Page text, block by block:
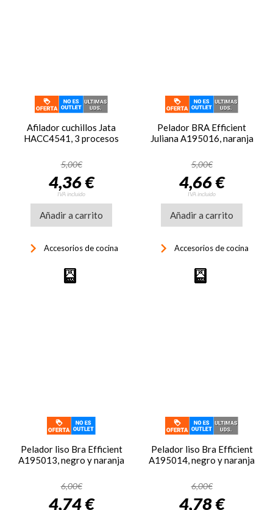
Afilador cuchillos Jata
HACC4541, 3 procesos
5,00€
4,36 €
IVA incluido
Añadir a carrito
keyboard_arrow_right Accesorios de cocina
Pelador BRA Efficient
Juliana A195016, naranja
5,00€
4,66 €
IVA incluido
Añadir a carrito
keyboard_arrow_right Accesorios de cocina
Pelador liso Bra Efficient
A195013, negro y naranja
6,00€
4,74 €
Pelador liso Bra Efficient
A195014, negro y naranja
6,00€
4,78 €